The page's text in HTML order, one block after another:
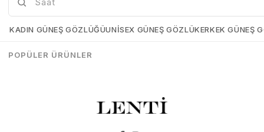
Casio-LA680WGA-1BDF
₺3.737,30
₺5.339,00
BP3082C-110
KADIN GÜNEŞ GÖZLÜĞÜUNISEX GÜNEŞ GÖZLÜKERKEK GÜNEŞ
POPÜLER ÜRÜNLER